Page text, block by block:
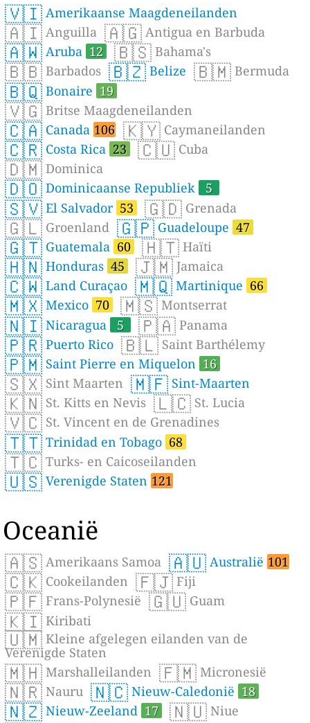
🇻🇮 Amerikaanse Maagdeneilanden
🇦🇮 Anguilla 🇦🇬 Antigua en Barbuda
🇦🇼 Aruba 12 🇧🇸 Bahama's
🇧🇧 Barbados 🇧🇿 Belize 🇧🇲 Bermuda
🇧🇶 Bonaire 19
🇻🇬 Britse Maagdeneilanden
🇨🇦 Canada 106 🇰🇾 Caymaneilanden
🇨🇷 Costa Rica 23 🇨🇺 Cuba
🇩🇲 Dominica
🇩🇴 Dominicaanse Republiek 5
🇸🇻 El Salvador 53 🇬🇩 Grenada
🇬🇱 Groenland 🇬🇵 Guadeloupe 47
🇬🇹 Guatemala 60 🇭🇹 Haïti
🇭🇳 Honduras 45 🇯🇲 Jamaica
🇨🇼 Land Curaçao 🇲🇶 Martinique 66
🇲🇽 Mexico 70 🇲🇸 Montserrat
🇳🇮 Nicaragua 5 🇵🇦 Panama
🇵🇷 Puerto Rico 🇧🇱 Saint Barthélemy
🇵🇲 Saint Pierre en Miquelon 16
🇸🇽 Sint Maarten 🇲🇫 Sint-Maarten
🇰🇳 St. Kitts en Nevis 🇱🇨 St. Lucia
🇻🇨 St. Vincent en de Grenadines
🇹🇹 Trinidad en Tobago 68
🇹🇨 Turks- en Caicoseilanden
🇺🇸 Verenigde Staten 121
Oceanië
🇦🇸 Amerikaans Samoa 🇦🇺 Australië 101
🇨🇰 Cookeilanden 🇫🇯 Fiji
🇵🇫 Frans-Polynesië 🇬🇺 Guam
🇰🇮 Kiribati
🇺🇲 Kleine afgelegen eilanden van de
Verenigde Staten
🇲🇭 Marshalleilanden 🇫🇲 Micronesië
🇳🇷 Nauru 🇳🇨 Nieuw-Caledonië 18
🇳🇿 Nieuw-Zeeland 17 🇳🇺 Niue